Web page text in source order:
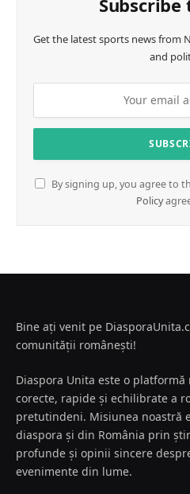
Get the latest sports news from
and
By signing up, you agree to
Policy
Bine ați venit pe
comunității românești!
Diaspora Unita este o
corecte, rapide și echilibrate a
pretutindeni. Misiunea noastră
diaspora și din România prin
profunde și opinii sincere
evenimente din lume.